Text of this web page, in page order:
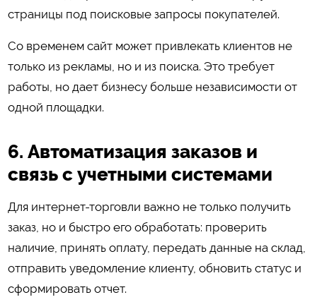
страницы под поисковые запросы покупателей.
Со временем сайт может привлекать клиентов не
только из рекламы, но и из поиска. Это требует
работы, но дает бизнесу больше независимости от
одной площадки.
6. Автоматизация заказов и
связь с учетными системами
Для интернет-торговли важно не только получить
заказ, но и быстро его обработать: проверить
наличие, принять оплату, передать данные на склад,
отправить уведомление клиенту, обновить статус и
сформировать отчет.